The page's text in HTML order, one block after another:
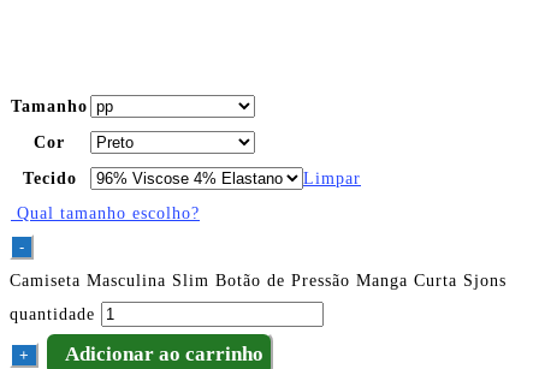
Tamanho
Cor
Tecido
Limpar
Qual tamanho escolho?
-
Camiseta Masculina Slim Botão de Pressão Manga Curta Sjons
quantidade
+ Adicionar ao carrinho